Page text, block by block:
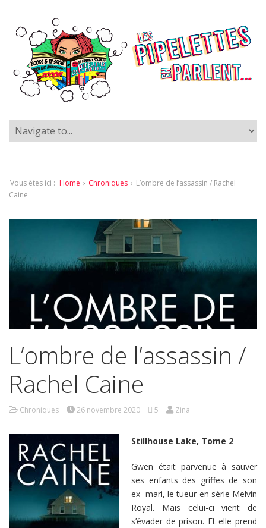
Vous êtes ici : Home › Chroniques › L’ombre de l’assassin / Rachel
Caine
L’ombre de l’assassin /
Rachel Caine
Chroniques 26 novembre 2020 5 Zina
Stillhouse Lake, Tome 2
Gwen était parvenue à sauver
ses enfants des griffes de son
ex- mari, le tueur en série Melvin
Royal. Mais celui-ci vient de
s’évader de prison. Et elle prend